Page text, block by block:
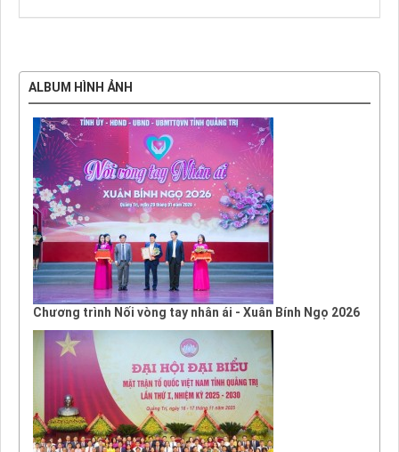
ALBUM HÌNH ẢNH
Chương trình Nối vòng tay nhân ái - Xuân Bính Ngọ 2026